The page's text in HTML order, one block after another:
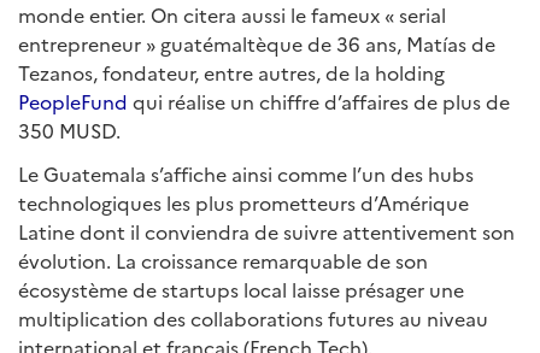
monde entier. On citera aussi le fameux « serial
entrepreneur » guatémaltèque de 36 ans, Matías de
Tezanos, fondateur, entre autres, de la holding
PeopleFund qui réalise un chiffre d’affaires de plus de
350 MUSD.
Le Guatemala s’affiche ainsi comme l’un des hubs
technologiques les plus prometteurs d’Amérique
Latine dont il conviendra de suivre attentivement son
évolution. La croissance remarquable de son
écosystème de startups local laisse présager une
multiplication des collaborations futures au niveau
international et français (French Tech).